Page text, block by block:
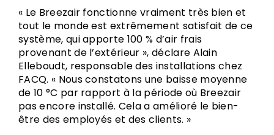
« Le Breezair fonctionne vraiment très bien et
tout le monde est extrêmement satisfait de ce
système, qui apporte 100 % d’air frais
provenant de l’extérieur », déclare Alain
Elleboudt, responsable des installations chez
FACQ. « Nous constatons une baisse moyenne
de 10 °C par rapport à la période où Breezair
pas encore installé. Cela a amélioré le bien-
être des employés et des clients. »